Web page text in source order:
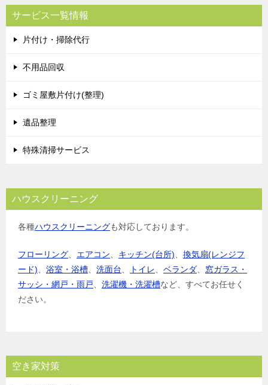
サービス一覧情報
片付け・掃除代行
不用品回収
ゴミ屋敷片付け(整理)
遺品整理
特殊清掃サービス
ハウスクリーニング
各種ハウスクリーニングも対応しております。
フローリング、 エアコン、 キッチン(台所)、 換気扇(レンジフ
ード)、 浴室・浴槽、 洗面台、 トイレ、 ベランダ、 窓ガラス・
サッシ・網戸・雨戸、 洗濯機・洗濯槽など、すべてお任せく
ださい。
空き家対策